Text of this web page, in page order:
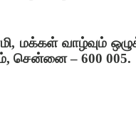
மக்கள் வாழ்வும்
சென்னை – 600 005.